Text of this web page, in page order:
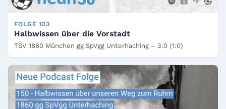
FOLGE 103
Halbwissen über die Vorstadt
TSV 1860 München gg SpVgg Unterhaching – 3:0 (1:0)